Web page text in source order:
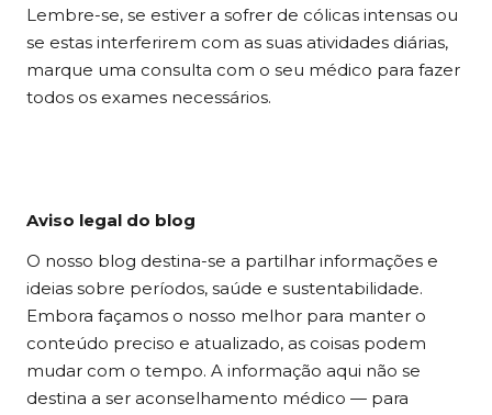
Lembre-se, se estiver a sofrer de cólicas intensas ou
se estas interferirem com as suas atividades diárias,
marque uma consulta com o seu médico para fazer
todos os exames necessários.
Aviso legal do blog
O nosso blog destina-se a partilhar informações e
ideias sobre períodos, saúde e sustentabilidade.
Embora façamos o nosso melhor para manter o
conteúdo preciso e atualizado, as coisas podem
mudar com o tempo. A informação aqui não se
destina a ser aconselhamento médico — para